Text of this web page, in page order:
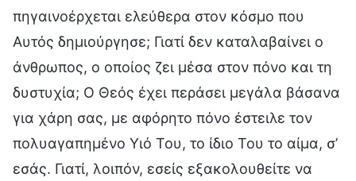
πηγαινοέρχεται ελεύθερα στον κόσμο που
Αυτός δημιούργησε; Γιατί δεν καταλαβαίνει ο
άνθρωπος, ο οποίος ζει μέσα στον πόνο και τη
δυστυχία; Ο Θεός έχει περάσει μεγάλα βάσανα
για χάρη σας, με αφόρητο πόνο έστειλε τον
πολυαγαπημένο Υιό Του, το ίδιο Του το αίμα, σ’
εσάς. Γιατί, λοιπόν, εσείς εξακολουθείτε να